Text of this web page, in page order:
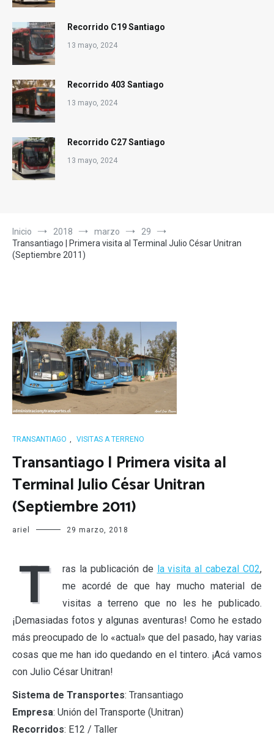
Recorrido C19 Santiago
13 mayo, 2024
Recorrido 403 Santiago
13 mayo, 2024
Recorrido C27 Santiago
13 mayo, 2024
Inicio 2018 marzo
29
Transantiago | Primera visita al Terminal Julio César Unitran
(Septiembre 2011)
TRANSANTIAGO , VISITAS A TERRENO
Transantiago | Primera visita al
Terminal Julio César Unitran
(Septiembre 2011)
ariel 29 marzo, 2018
T ras la publicación de la visita al cabezal C02,
me acordé de que hay mucho material de
visitas a terreno que no les he publicado.
¡Demasiadas fotos y algunas aventuras! Como he estado
más preocupado de lo «actual» que del pasado, hay varias
cosas que me han ido quedando en el tintero. ¡Acá vamos
con Julio César Unitran!
Sistema de Transportes: Transantiago
Empresa: Unión del Transporte (Unitran)
Recorridos: E12 / Taller